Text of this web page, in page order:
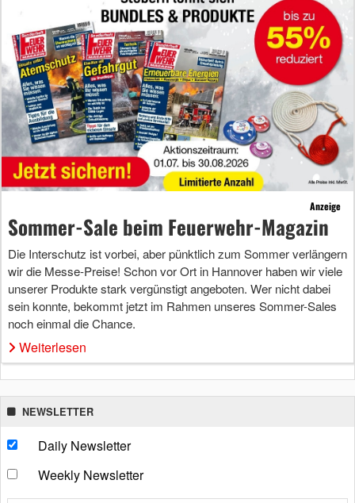
Anzeige
Sommer-Sale beim Feuerwehr-Magazin
Die Interschutz ist vorbei, aber pünktlich zum Sommer verlängern
wir die Messe-Preise! Schon vor Ort in Hannover haben wir viele
unserer Produkte stark vergünstigt angeboten. Wer nicht dabei
sein konnte, bekommt jetzt im Rahmen unseres Sommer-Sales
noch einmal die Chance.
Weiterlesen
NEWSLETTER
Daily Newsletter
Weekly Newsletter